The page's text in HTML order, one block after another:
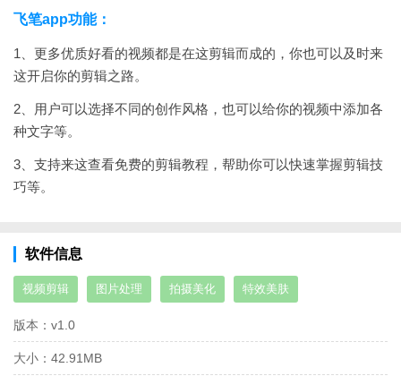
飞笔app功能：
1、更多优质好看的视频都是在这剪辑而成的，你也可以及时来
这开启你的剪辑之路。
2、用户可以选择不同的创作风格，也可以给你的视频中添加各
种文字等。
3、支持来这查看免费的剪辑教程，帮助你可以快速掌握剪辑技
巧等。
软件信息
视频剪辑 图片处理 拍摄美化 特效美肤
版本： v1.0
大小： 42.91MB